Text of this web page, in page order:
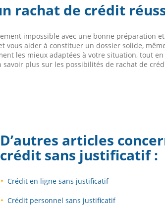
rachat de crédit
impossible avec une bonne préparation
aider à constituer un dossier solide,
les mieux adaptées à votre situation, tout
plus sur les possibilités de rachat de
D’autres articles
crédit sans justificatif:
Crédit en ligne sans justificatif
Crédit personnel sans justificatif